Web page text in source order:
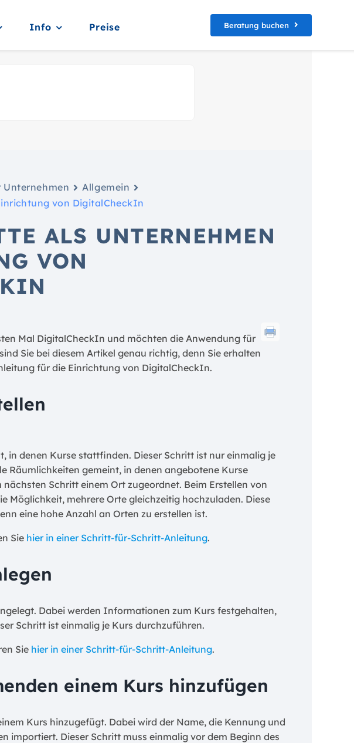
Info Preise Beratung buchen
Unternehmen
Allgemein
von DigitalCheckIn
ALS UNTERNEHMEN
VON
Mal DigitalCheckIn und möchten die Anwendung für
Sie bei diesem Artikel genau richtig, denn Sie erhalten
für die Einrichtung von DigitalCheckIn.
in denen Kurse stattfinden. Dieser Schritt ist nur einmalig je
Räumlichkeiten gemeint, in denen angebotene Kurse
Schritt einem Ort zugeordnet. Beim Erstellen von
Möglichkeit, mehrere Orte gleichzeitig hochzuladen. Diese
eine hohe Anzahl an Orten zu erstellen ist.
Sie hier in einer Schritt-für-Schritt-Anleitung.
Dabei werden Informationen zum Kurs festgehalten,
Schritt ist einmalig je Kurs durchzuführen.
Sie hier in einer Schritt-für-Schritt-Anleitung.
einem Kurs hinzufügen
Kurs hinzugefügt. Dabei wird der Name, die Kennung und
importiert. Dieser Schritt muss einmalig vor dem Beginn des